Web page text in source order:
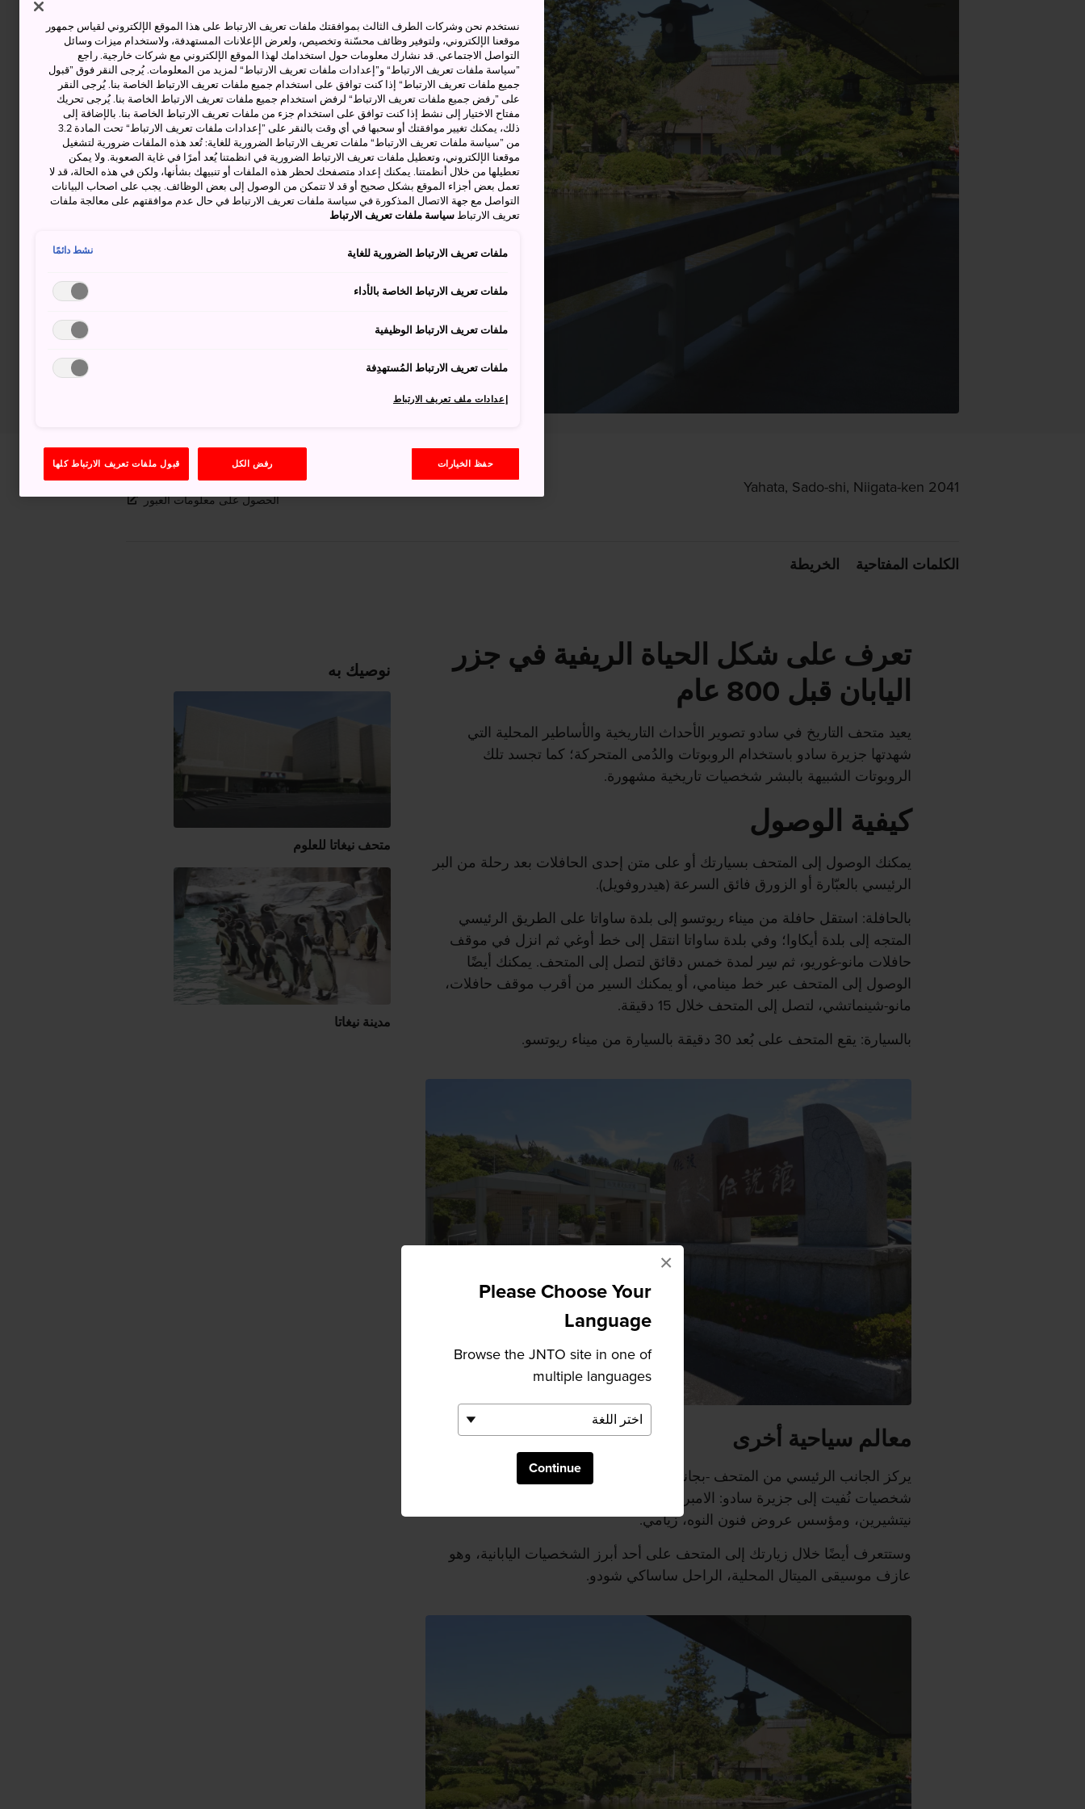
Please Choose Your
Language
Browse the JNTO site in one of
multiple languages
Continue
×
2041 Yahata, Sado-shi, Niigata-ken
عرض على خرائط غوغل (Google Maps)
الحصول على معلومات العبور
الكلمات المفتاحية الخريطة
تعرف على شكل الحياة الريفية في جزر
اليابان قبل 800 عام
يعيد متحف التاريخ في سادو تصوير الأحداث التاريخية والأساطير المحلية التي
شهدتها جزيرة سادو باستخدام الروبوتات والدُمى المتحركة؛ كما تجسد تلك
الروبوتات الشبيهة بالبشر شخصيات تاريخية مشهورة.
كيفية الوصول
يمكنك الوصول إلى المتحف بسيارتك أو على متن إحدى الحافلات بعد رحلة من البر
الرئيسي بالعبّارة أو الزورق فائق السرعة (هيدروفويل).
بالحافلة: استقل حافلة من ميناء ريوتسو إلى بلدة ساواتا على الطريق الرئيسي
المتجه إلى بلدة أيكاوا؛ وفي بلدة ساواتا انتقل إلى خط أوغي ثم انزل في موقف
حافلات مانو-غوريو، ثم سِر لمدة خمس دقائق لتصل إلى المتحف. يمكنك أيضًا
الوصول إلى المتحف عبر خط مينامي، أو يمكنك السير من أقرب موقف حافلات،
مانو-شينماتشي، لتصل إلى المتحف خلال 15 دقيقة.
بالسيارة: يقع المتحف على بُعد 30 دقيقة بالسيارة من ميناء ريوتسو.
معالم سياحية أخرى
يركز الجانب الرئيسي من المتحف -بجانب الروبوتات- على تاريخ أبرز ثلاث
شخصيات نُفيت إلى جزيرة سادو: الامبراطور السابق جونتوكو، والراهب البوذي
نيتشيرين، ومؤسس عروض فنون النوه، زيامي.
وستتعرف أيضًا خلال زيارتك إلى المتحف على أحد أبرز الشخصيات اليابانية، وهو
عازف موسيقى الميتال المحلية، الراحل ساساكي شودو.
نوصيك به
متحف نيغاتا للعلوم
مدينة نيغاتا
نستخدم نحن وشركات الطرف الثالث بموافقتك ملفات تعريف الارتباط على هذا الموقع الإلكتروني لقياس جمهور
موقعنا الإلكتروني، ولتوفير وظائف محسّنة وتخصيص، ولعرض الإعلانات المستهدفة، ولاستخدام ميزات وسائل
التواصل الاجتماعي. قد نشارك معلومات حول استخدامك لهذا الموقع الإلكتروني مع شركات خارجية. راجع
”سياسة ملفات تعريف الارتباط“ و”إعدادات ملفات تعريف الارتباط“ لمزيد من المعلومات. يُرجى النقر فوق ”قبول
جميع ملفات تعريف الارتباط“ إذا كنت توافق على استخدام جميع ملفات تعريف الارتباط الخاصة بنا. يُرجى النقر
على ”رفض جميع ملفات تعريف الارتباط“ لرفض استخدام جميع ملفات تعريف الارتباط الخاصة بنا. يُرجى تحريك
مفتاح الاختيار إلى نشط إذا كنت توافق على استخدام جزء من ملفات تعريف الارتباط الخاصة بنا. بالإضافة إلى
ذلك، يمكنك تغيير موافقتك أو سحبها في أي وقت بالنقر على ”إعدادات ملفات تعريف الارتباط“ تحت المادة 3.2
من ”سياسة ملفات تعريف الارتباط“ ملفات تعريف الارتباط الضرورية للغاية: تُعد هذه الملفات ضرورية لتشغيل
موقعنا الإلكتروني، وتعطيل ملفات تعريف الارتباط الضرورية في انظمتنا يُعد أمرًا في غاية الصعوبة. ولا يمكن
تعطيلها من خلال أنظمتنا. يمكنك إعداد متصفحك لحظر هذه الملفات أو تنبيهك بشأنها، ولكن في هذه الحالة، قد لا
تعمل بعض أجزاء الموقع بشكل صحيح أو قد لا تتمكن من الوصول إلى بعض الوظائف. يجب على اصحاب البيانات
التواصل مع جهة الاتصال المذكورة في سياسة ملفات تعريف الارتباط في حال عدم موافقتهم على معالجة ملفات
تعريف الارتباط سياسة ملفات تعريف الارتباط
ملفات تعريف الارتباط الضرورية للغاية نشط دائمًا
ملفات تعريف الارتباط الخاصة بالأداء
ملفات تعريف الارتباط الوظيفية
ملفات تعريف الارتباط المُستهدِفة
إعدادات ملف تعريف الارتباط
حفظ الخيارات رفض الكل قبول ملفات تعريف الارتباط كلها